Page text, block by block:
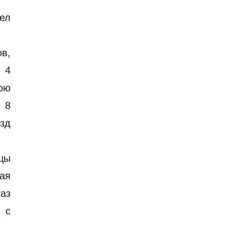
4
8
с